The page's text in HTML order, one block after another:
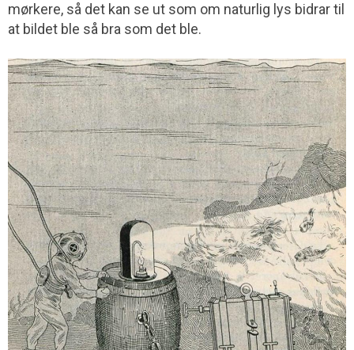
mørkere, så det kan se ut som om naturlig lys bidrar til
at bildet ble så bra som det ble.